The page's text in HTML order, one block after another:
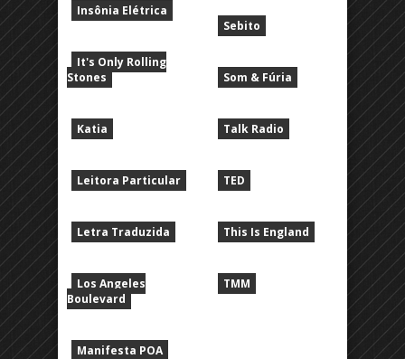
Insônia Elétrica
It's Only Rolling
Stones
Katia
Leitora Particular
Letra Traduzida
Los Angeles
Boulevard
Manifesta POA
Sebito
Som & Fúria
Talk Radio
TED
This Is England
TMM